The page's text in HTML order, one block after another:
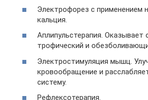
Электрофорез с применением
кальция.
Аплипульстерапия. Оказывает
трофический и
Электростимуляция мышц.
кровообращение и
систему.
Рефлексотерапия.